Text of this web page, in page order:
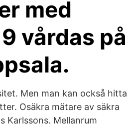
med
vårdas på
Men man kan också hitta
Osäkra mätare av säkra
Karlssons. Mellanrum